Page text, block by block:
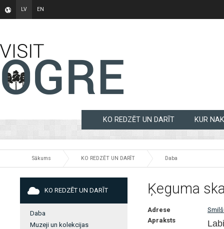
LV EN
KO REDZĒT UN DARĪT KUR
Sākums KO REDZĒT UN DARĪT Daba
KO REDZĒT UN DARĪT
Daba
Muzeji un kolekcijas
Ķeguma
Adrese
Apraksts